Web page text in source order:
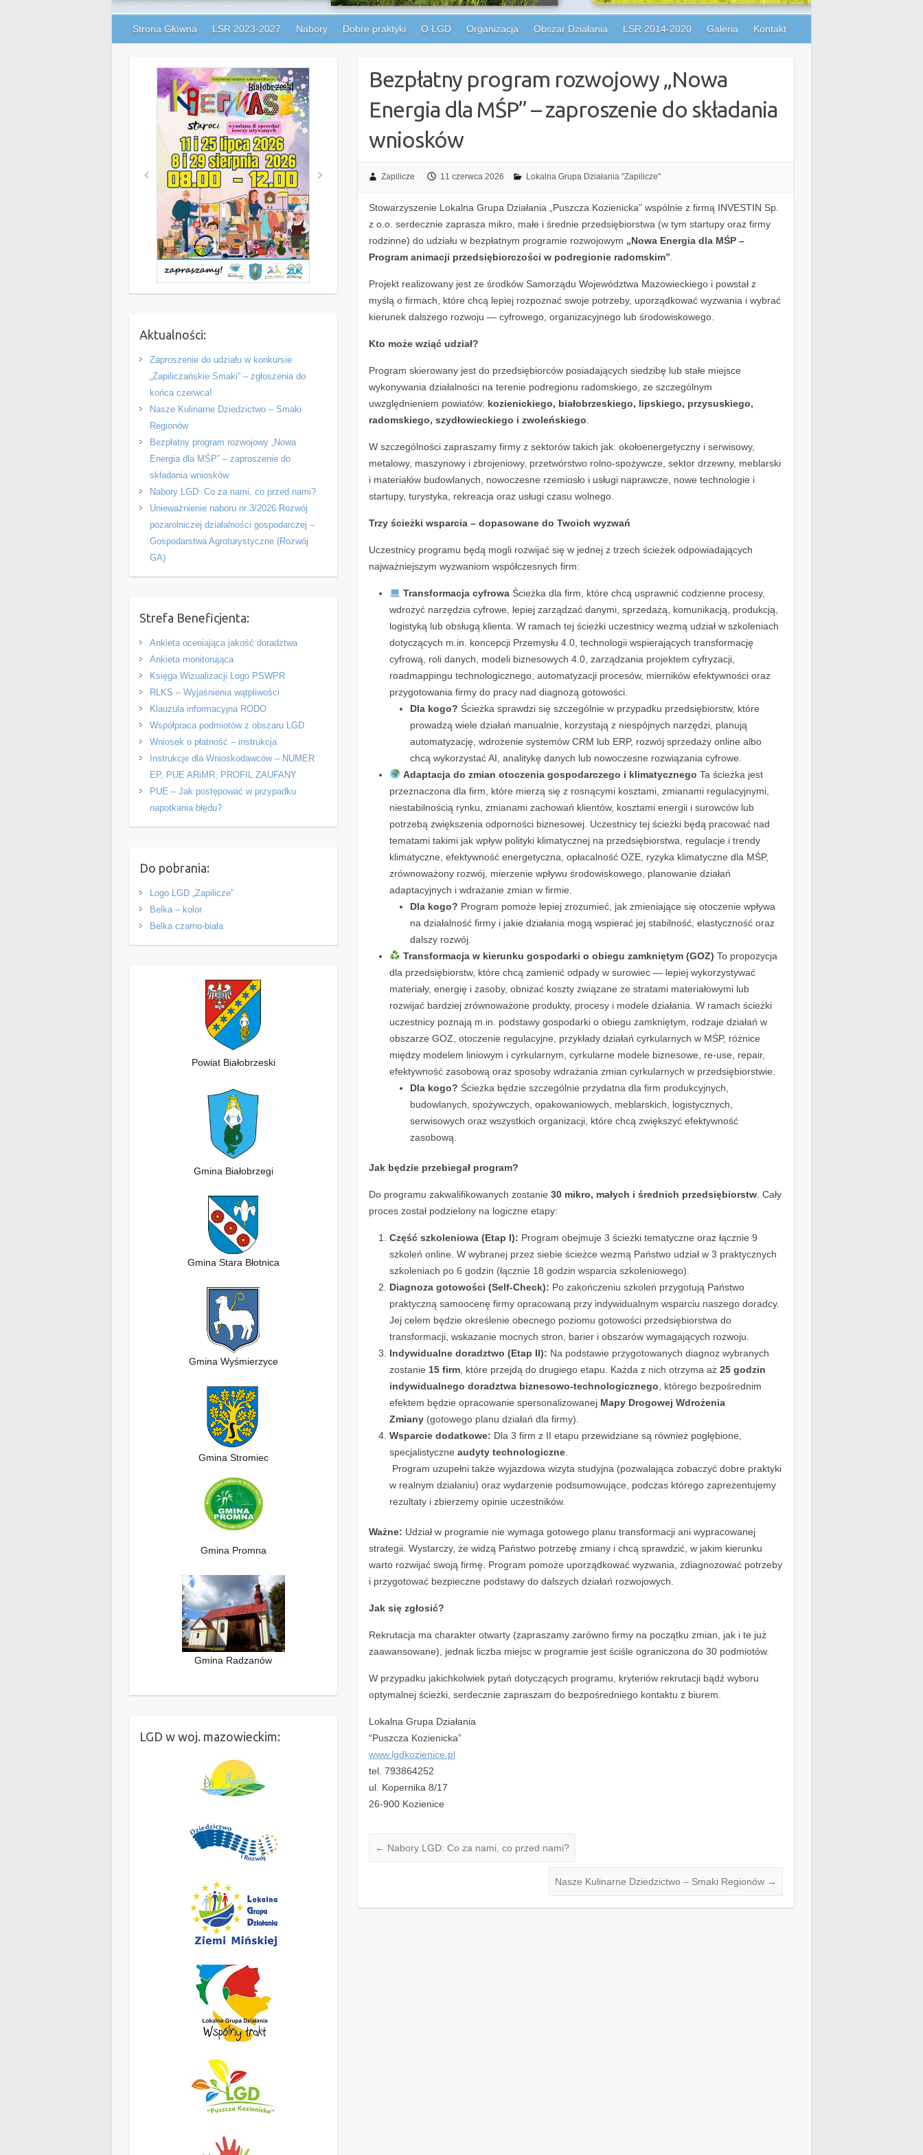
Strona Główna LSR 2023-2027 Nabory Dobre praktyki O LGD Organizacja Obszar Działania LSR 2014-2020 Galeria Kontakt
Bezpłatny program rozwojowy „Nowa
Energia dla MŚP” – zaproszenie do składania
wniosków
Zapilicze 11 czerwca 2026 Lokalna Grupa Działania "Zapilicze"
Stowarzyszenie Lokalna Grupa Działania „Puszcza Kozienicka” wspólnie z firmą INVESTIN Sp.
z o.o. serdecznie zaprasza mikro, małe i średnie przedsiębiorstwa (w tym startupy oraz firmy
rodzinne) do udziału w bezpłatnym programie rozwojowym „Nowa Energia dla MŚP –
Program animacji przedsiębiorczości w podregionie radomskim”
Projekt realizowany jest ze środków Samorządu Województwa Mazowieckiego i powstał z
myślą o firmach, które chcą lepiej rozpoznać swoje potrzeby, uporządkować wyzwania i wybrać
kierunek dalszego rozwoju — cyfrowego, organizacyjnego lub środowiskowego.
Kto może wziąć udział?
Program skierowany jest do przedsiębiorców posiadających siedzibę lub stałe miejsce
wykonywania działalności na terenie podregionu radomskiego, ze szczególnym
uwzględnieniem powiatów: kozienickiego, białobrzeskiego, lipskiego, przysuskiego,
radomskiego, szydłowieckiego i zwoleńskiego
W szczególności zapraszamy firmy z sektorów takich jak: okołoenergetyczny i serwisowy,
metalowy, maszynowy i zbrojeniowy, przetwórstwo rolno-spożywcze, sektor drzewny, meblarski
i materiałów budowlanych, nowoczesne rzemiosło i usługi naprawcze, nowe technologie i
startupy, turystyka, rekreacja oraz usługi czasu wolnego.
Trzy ścieżki wsparcia – dopasowane do Twoich wyzwań
Uczestnicy programu będą mogli rozwijać się w jednej z trzech ścieżek odpowiadających
najważniejszym wyzwaniom współczesnych firm:
Transformacja cyfrowaŚcieżka dla firm, które chcą usprawnić codzienne procesy,
wdrożyć narzędzia cyfrowe, lepiej zarządzać danymi, sprzedażą, komunikacją, produkcją,
logistyką lub obsługą klienta. W ramach tej ścieżki uczestnicy wezmą udział w szkoleniach
dotyczących m.in. koncepcji Przemysłu 4.0, technologii wspierających transformację
cyfrową, roli danych, modeli biznesowych 4.0, zarządzania projektem cyfryzacji,
roadmappingu technologicznego, automatyzacji procesów, mierników efektywności oraz
przygotowania firmy do pracy nad diagnozą gotowości.
Dla kogo? Ścieżka sprawdzi się szczególnie w przypadku przedsiębiorstw, które
prowadzą wiele działań manualnie, korzystają z niespójnych narzędzi, planują
automatyzację, wdrożenie systemów CRM lub ERP, rozwój sprzedaży online albo
chcą wykorzystać AI, analitykę danych lub nowoczesne rozwiązania cyfrowe.
Adaptacja do zmian otoczenia gospodarczego i klimatycznego Ta ścieżka jest
przeznaczona dla firm, które mierzą się z rosnącymi kosztami, zmianami regulacyjnymi,
niestabilnością rynku, zmianami zachowań klientów, kosztami energii i surowców lub
potrzebą zwiększenia odporności biznesowej. Uczestnicy tej ścieżki będą pracować nad
tematami takimi jak wpływ polityki klimatycznej na przedsiębiorstwa, regulacje i trendy
klimatyczne, efektywność energetyczna, opłacalność OZE, ryzyka klimatyczne dla MŚP,
zrównoważony rozwój, mierzenie wpływu środowiskowego, planowanie działań
adaptacyjnych i wdrażanie zmian w firmie.
Dla kogo? Program pomoże lepiej zrozumieć, jak zmieniające się otoczenie wpływa
na działalność firmy i jakie działania mogą wspierać jej stabilność, elastyczność oraz
dalszy rozwój.
Transformacja w kierunku gospodarki o obiegu zamkniętym (GOZ) To propozycja
dla przedsiębiorstw, które chcą zamienić odpady w surowiec — lepiej wykorzystywać
materiały, energię i zasoby, obniżać koszty związane ze stratami materiałowymi lub
rozwijać bardziej zrównoważone produkty, procesy i modele działania. W ramach ścieżki
uczestnicy poznają m.in. podstawy gospodarki o obiegu zamkniętym, rodzaje działań w
obszarze GOZ, otoczenie regulacyjne, przykłady działań cyrkularnych w MŚP, różnice
między modelem liniowym i cyrkularnym, cyrkularne modele biznesowe, re-use, repair,
efektywność zasobową oraz sposoby wdrażania zmian cyrkularnych w przedsiębiorstwie.
Dla kogo? Ścieżka będzie szczególnie przydatna dla firm produkcyjnych,
budowlanych, spożywczych, opakowaniowych, meblarskich, logistycznych,
serwisowych oraz wszystkich organizacji, które chcą zwiększyć efektywność
zasobową.
Jak będzie przebiegał program?
Do programu zakwalifikowanych zostanie 30 mikro, małych i średnich przedsiębiorstw. Cały
proces został podzielony na logiczne etapy:
Część szkoleniowa (Etap I): Program obejmuje 3 ścieżki tematyczne oraz łącznie 9
szkoleń online. W wybranej przez siebie ścieżce wezmą Państwo udział w 3 praktycznych
szkoleniach po 6 godzin (łącznie 18 godzin wsparcia szkoleniowego).
Diagnoza gotowości (Self-Check): Po zakończeniu szkoleń przygotują Państwo
praktyczną samoocenę firmy opracowaną przy indywidualnym wsparciu naszego doradcy.
Jej celem będzie określenie obecnego poziomu gotowości przedsiębiorstwa do
transformacji, wskazanie mocnych stron, barier i obszarów wymagających rozwoju.
Indywidualne doradztwo (Etap II): Na podstawie przygotowanych diagnoz wybranych
zostanie 15 firm, które przejdą do drugiego etapu. Każda z nich otrzyma aż 25 godzin
indywidualnego doradztwa biznesowo-technologicznego , którego bezpośrednim
efektem będzie opracowanie spersonalizowanej Mapy Drogowej Wdrożenia
Zmiany(gotowego planu działań dla firmy).
Wsparcie dodatkowe: Dla 3 firm z II etapu przewidziane są również pogłębione,
specjalistyczne audyty technologiczne.
Program uzupełni także wyjazdowa wizyta studyjna (pozwalająca zobaczyć dobre praktyki
w realnym działaniu) oraz wydarzenie podsumowujące, podczas którego zaprezentujemy
rezultaty i zbierzemy opinie uczestników.
Ważne: Udział w programie nie wymaga gotowego planu transformacji ani wypracowanej
strategii. Wystarczy, że widzą Państwo potrzebę zmiany i chcą sprawdzić, w jakim kierunku
warto rozwijać swoją firmę. Program pomoże uporządkować wyzwania, zdiagnozować potrzeby
i przygotować bezpieczne podstawy do dalszych działań rozwojowych.
Jak się zgłosić?
Rekrutacja ma charakter otwarty (zapraszamy zarówno firmy na początku zmian, jak i te już
zaawansowane), jednak liczba miejsc w programie jest ściśle ograniczona do 30 podmiotów.
W przypadku jakichkolwiek pytań dotyczących programu, kryteriów rekrutacji bądź wyboru
optymalnej ścieżki, serdecznie zapraszam do bezpośredniego kontaktu z biurem.
Lokalna Grupa Działania
“Puszcza Kozienicka”
www.lgdkozienice.pl
tel. 793­864­252
ul. Kopernika 8/17
26-900 Kozienice
← Nabory LGD: Co za nami, co przed nami?
Nasze Kulinarne Dziedzictwo – Smaki Regionów →
Aktualności:
Zaproszenie do udziału w konkursie
„Zapiliczańskie Smaki” – zgłoszenia do
końca czerwca!
Nasze Kulinarne Dziedzictwo – Smaki
Regionów
Bezpłatny program rozwojowy „Nowa
Energia dla MŚP” – zaproszenie do
składania wniosków
Nabory LGD: Co za nami, co przed nami?
Unieważnienie naboru nr 3/2026 Rozwój
pozarolniczej działalności gospodarczej –
Gospodarstwa Agroturystyczne (Rozwój
GA)
Strefa Beneficjenta:
Ankieta oceniająca jakość doradztwa
Ankieta monitorująca
Księga Wizualizacji Logo PSWPR
RLKS – Wyjaśnienia wątpliwości
Klauzula informacyjna RODO
Współpraca podmiotów z obszaru LGD
Wniosek o płatność – instrukcja
Instrukcje dla Wnioskodawców – NUMER
EP, PUE ARiMR, PROFIL ZAUFANY
PUE – Jak postępować w przypadku
napotkania błędu?
Do pobrania:
Logo LGD „Zapilicze”
Belka – kolor
Belka czarno-biała
Powiat Białobrzeski
Gmina Białobrzegi
Gmina Stara Błotnica
Gmina Wyśmierzyce
Gmina Stromiec
Gmina Promna
Gmina Radzanów
LGD w woj. mazowieckim: